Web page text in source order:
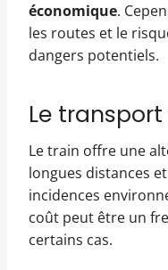
économique.
les routes et le
dangers potentiels.
Le
Le train offre une
longues distances
incidences
coût peut être un
certains cas.